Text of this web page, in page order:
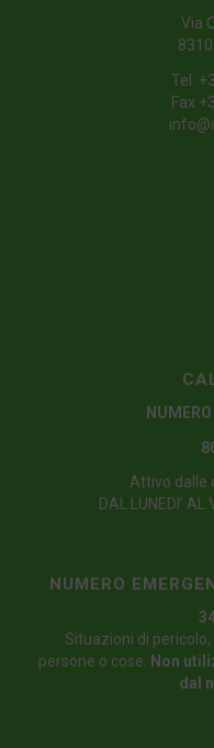
Via
Tel:
Fax
Attivo dalle
DAL LUNEDI’
NUMERO
Situazioni di
persone o cose. Non
dal